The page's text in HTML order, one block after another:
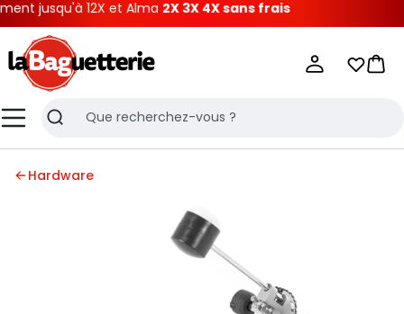
jusqu'à 12X et Alma2X 3X 4X sans frais
MenuRecherche
Mes
Hardware